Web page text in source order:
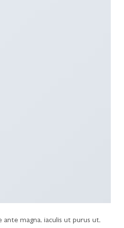
magna, iaculis ut purus ut,